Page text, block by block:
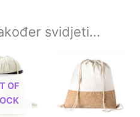
svidjeti…
OF